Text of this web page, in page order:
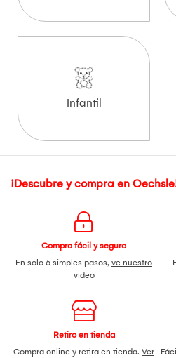
Infantil
¡Descubre y compra en
Compra fácil y seguro
En solo 6 simples pasos, ve nuestro
video
Retiro en tienda
Compra online y retira en tienda. Ver